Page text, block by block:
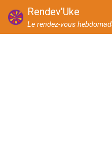
Rendev'Uke
Le rendez-vous